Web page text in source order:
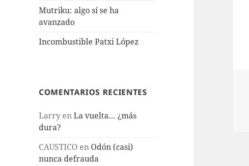
Mutriku: algo sí se ha
avanzado
Incombustible Patxi López
COMENTARIOS RECIENTES
Larry enLa vuelta… ¿más
dura?
CAUSTICO en Odón (casi)
nunca defrauda